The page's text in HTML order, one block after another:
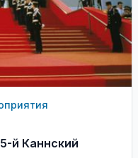
й Каннский